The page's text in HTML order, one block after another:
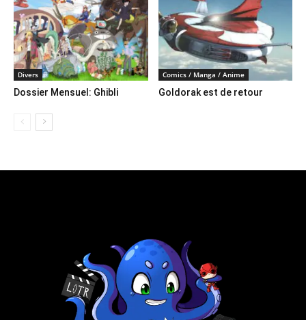
Divers
Dossier Mensuel: Ghibli
Comics / Manga / Anime
Goldorak est de retour